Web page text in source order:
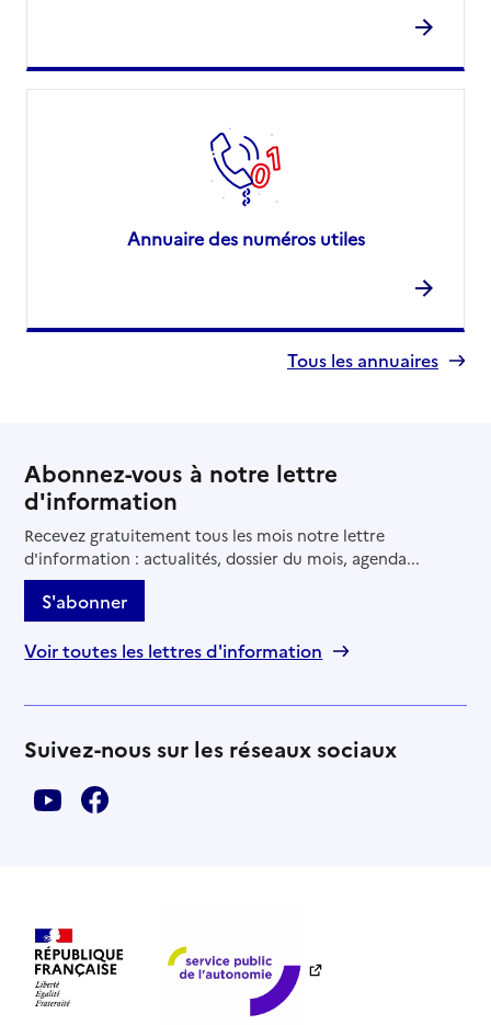
Annuaire des numéros utiles
Tous les annuaires
Abonnez-vous à notre lettre
d'information
Recevez gratuitement tous les mois notre lettre
d'information : actualités, dossier du mois, agenda...
S'abonner
Voir toutes les lettres d'information
Suivez-nous sur les réseaux sociaux